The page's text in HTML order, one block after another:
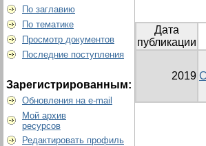
По заглавию
По тематике
Просмотр документов
Последние поступления
Зарегистрированным:
Обновления на e-mail
Мой архив
ресурсов
Редактировать профиль
Дата
публикации
2019